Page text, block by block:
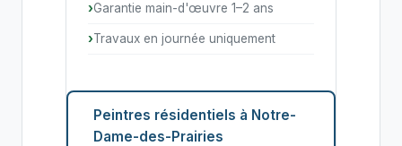
Garantie main-d'œuvre 1–2 ans
Travaux en journée uniquement
Peintres résidentiels à Notre-
Dame-des-Prairies